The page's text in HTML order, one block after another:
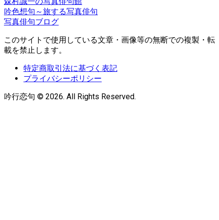
吟色想句～旅する写真俳句
写真俳句ブログ
このサイトで使用している文章・画像等の無断での複製・転
載を禁止します。
特定商取引法に基づく表記
プライバシーポリシー
吟行恋句 © 2026. All Rights Reserved.